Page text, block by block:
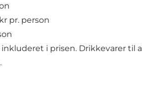
pr. person
i prisen. Drikkevarer til